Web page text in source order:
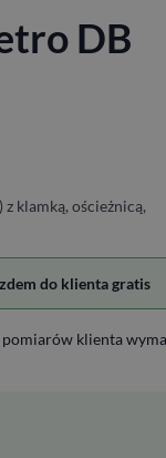
DB
z klamką, ościeżnicą,
do klienta gratis
klienta